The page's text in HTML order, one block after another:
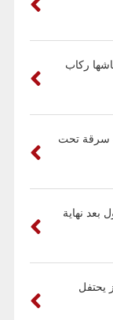
ركاب
سرقة تحت
بعد نهاية
يحتفل